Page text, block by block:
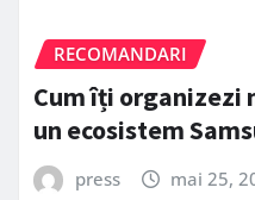
RECOMANDARI
Cum îți organizezi
un ecosistem
press mai 25,